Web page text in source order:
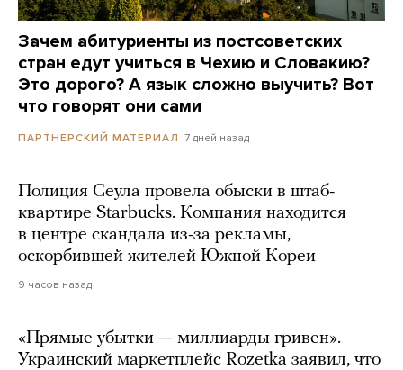
Зачем абитуриенты из постсоветских
стран едут учиться в Чехию и Словакию?
Это дорого? А язык сложно выучить? Вот
что говорят они сами
ПАРТНЕРСКИЙ МАТЕРИАЛ 7 дней назад
Полиция Сеула провела обыски в штаб-
квартире Starbucks. Компания находится
в центре скандала из-за рекламы,
оскорбившей жителей Южной Кореи
9 часов назад
«Прямые убытки — миллиарды гривен».
Украинский маркетплейс Rozetka заявил, что